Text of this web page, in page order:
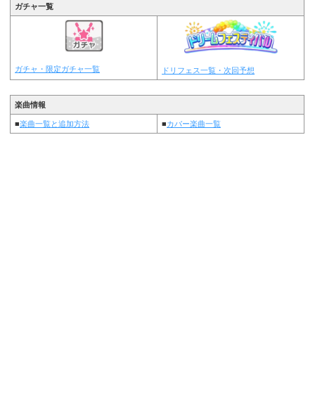
ガチャ一覧
ガチャ・限定ガチャ一覧 ドリフェス一覧・次回予想
楽曲情報
■楽曲一覧と追加方法 ■カバー楽曲一覧